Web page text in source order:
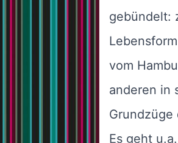
gebündelt:
vom
anderen in
Grundzüge
Es geht